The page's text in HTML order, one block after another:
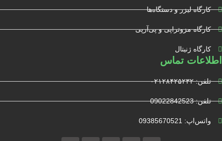
کارگاه لیزر و دستگاه‌ها
کارگاه مزوتراپی و پی‌آرپی
کارگاه ژنیتال
اطلاعات تماس
تلفن: ۰۲۱۲۸۴۲۵۲۳۲
تلفن: 09022842523
واتس‌‌اپ: 09385670521